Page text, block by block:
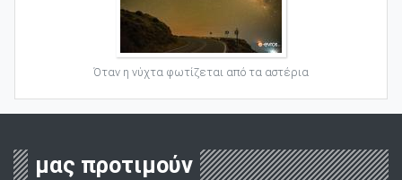
Όταν η νύχτα φωτίζεται από τα αστέρια
μας προτιμούν